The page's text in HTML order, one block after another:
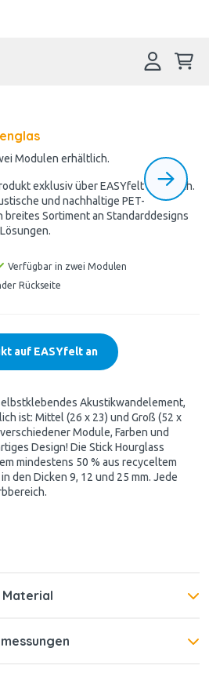
Modulen erhältlich.
exklusiv über EASYfelt erhältlich.
und nachhaltige PET-
Sortiment an Standarddesigns
Verfügbar in zwei Modulen
Rückseite
auf EASYfelt an
Akustikwandelement,
ist: Mittel (26 x 23) und Groß (52 x
Module, Farben und
Design! Die Stick Hourglass
mindestens 50 % aus recyceltem
den Dicken 9, 12 und 25 mm. Jede
Material